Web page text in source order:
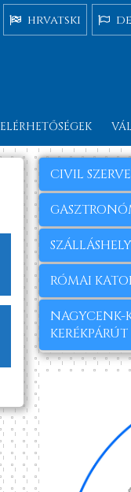
hrvatski
ELÉRHETŐSÉGEK
CIVIL
RÓMAI
NAGYCENK-
KERÉKPÁRÚT